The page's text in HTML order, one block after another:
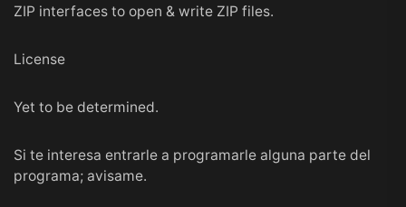
ZIP interfaces to open & write ZIP files.
License
Yet to be determined.
Si te interesa entrarle a programarle alguna parte del
programa; avisame.